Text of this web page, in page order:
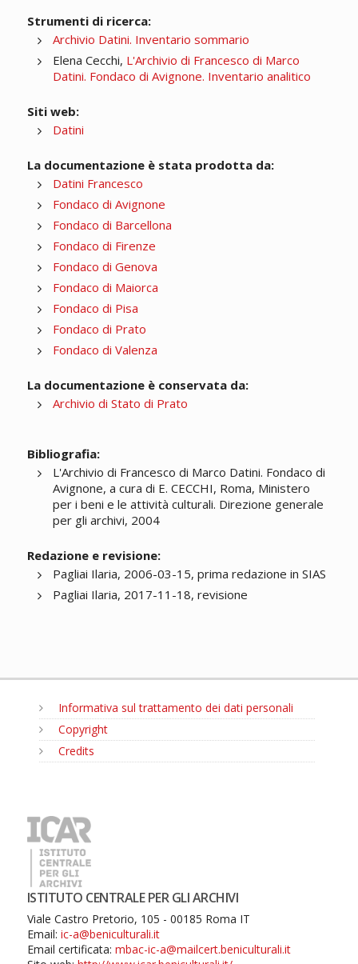
Strumenti di ricerca:
Archivio Datini. Inventario sommario
Elena Cecchi, L'Archivio di Francesco di Marco
Datini. Fondaco di Avignone. Inventario analitico
Siti web:
Datini
La documentazione è stata prodotta da:
Datini Francesco
Fondaco di Avignone
Fondaco di Barcellona
Fondaco di Firenze
Fondaco di Genova
Fondaco di Maiorca
Fondaco di Pisa
Fondaco di Prato
Fondaco di Valenza
La documentazione è conservata da:
Archivio di Stato di Prato
Bibliografia:
L'Archivio di Francesco di Marco Datini. Fondaco di
Avignone, a cura di E. CECCHI, Roma, Ministero
per i beni e le attività culturali. Direzione generale
per gli archivi, 2004
Redazione e revisione:
Pagliai Ilaria, 2006-03-15, prima redazione in SIAS
Pagliai Ilaria, 2017-11-18, revisione
Informativa sul trattamento dei dati personali
Copyright
Credits
ISTITUTO CENTRALE PER GLI ARCHIVI
Viale Castro Pretorio, 105 - 00185 Roma IT
Email: ic-a@beniculturali.it
Email certificata: mbac-ic-a@mailcert.beniculturali.it